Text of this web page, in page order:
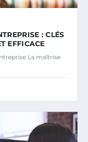
: CLÉS
EFFICACE
La maîtrise